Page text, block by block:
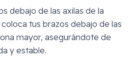
debajo de las axilas de la
tus brazos debajo de las
mayor, asegurándote de
y estable.